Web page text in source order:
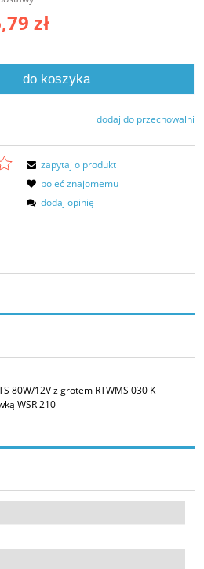
zł
do koszyka
dodaj do przechowalni
zapytaj o produkt
poleć znajomemu
dodaj opinię
80W/12V z grotem RTWMS 030 K
WSR 210